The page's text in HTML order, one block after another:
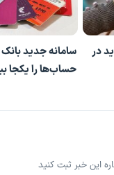
در
سامانه جدید
حساب‌ها را یکجا
این خبر ثبت کنید